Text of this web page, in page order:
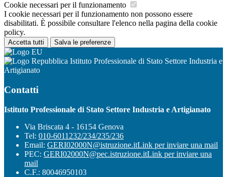
Cookie necessari per il funzionamento
I cookie necessari per il funzionamento non possono essere
disabilitati. È possibile consultare l'elenco nella pagina della cookie
policy.
Accetta tutti Salva le preferenze
Istituto Professionale di Stato Settore Industria e
Artigianato
Contatti
Istituto Professionale di Stato Settore Industria e Artigianato
Via Briscata 4 - 16154 Genova
Tel: 010-6011232/234/235/236
Email: GERI02000N@istruzione.itLink per inviare una mail
PEC: GERI02000N@pec.istruzione.itLink per inviare una
mail
C.F.: 80046950103